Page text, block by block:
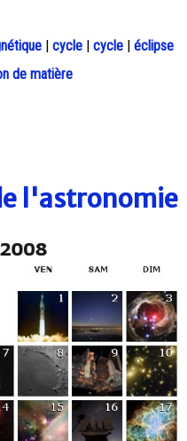
| cycle | cycle | éclipse
de matière
l'astronomie